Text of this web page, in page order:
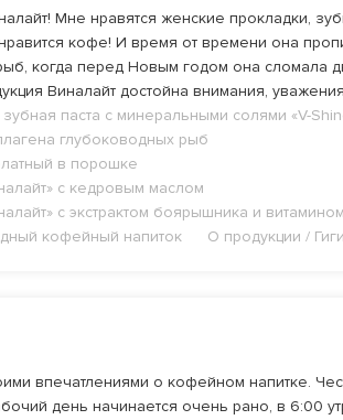
Мне нравятся женские прокладки,
кофе! И время от времени она
когда перед Новым годом она сломала
Виналайт достойна внимания,
паста с минеральными солями «V-
глубоководных рыб
в порошке
с кедровым маслом
с экстрактом боярышника и
кофейный напиток
О продукции /
впечатлениями о кофейном напитке.
день начинается очень рано, в 6:00